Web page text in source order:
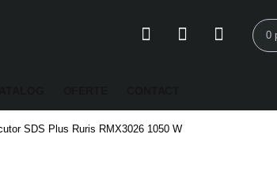
0
SDS Plus Ruris RMX3026 1050 W